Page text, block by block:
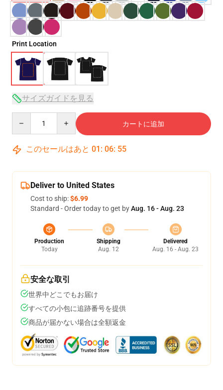
Print Location
サイズガイドを見る
カートに追加
このセールはあと 01 : 06: 54
Deliver to United States
Cost to ship:$6.99
Standard - Order today to get byAug. 16 - Aug. 23
Production
Today
Shipping
Aug. 12
Delivered
Aug. 16 - Aug. 23
安全な取引
世界中どこでもお届け
すべての小包に追跡番号を提供
商品が届かない場合は全額返金